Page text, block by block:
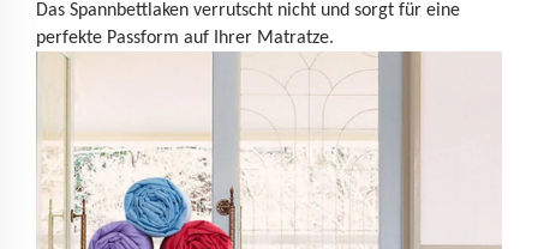
Das Spannbettlaken verrutscht nicht und sorgt für eine
perfekte Passform auf Ihrer Matratze.